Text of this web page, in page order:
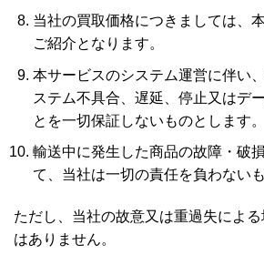
当社の買取価格につきましては、
ご紹介となります。
本サービスのシステム運営に伴い
ステム不具合、遅延、停止又はデ
とを一切保証しないものとします。
輸送中に発生した商品の故障・破
て、当社は一切の責任を負わない
ただし、当社の故意又は重過失によ
はありません。